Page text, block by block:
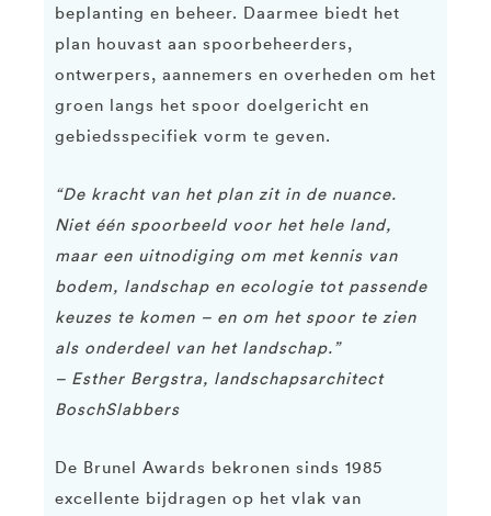
beplanting en beheer. Daarmee biedt het
plan houvast aan spoorbeheerders,
ontwerpers, aannemers en overheden om het
groen langs het spoor doelgericht en
gebiedsspecifiek vorm te geven.
“De kracht van het plan zit in de nuance.
Niet één spoorbeeld voor het hele land,
maar een uitnodiging om met kennis van
bodem, landschap en ecologie tot passende
keuzes te komen – en om het spoor te zien
als onderdeel van het landschap.”
– Esther Bergstra, landschapsarchitect
BoschSlabbers
De Brunel Awards bekronen sinds 1985
excellente bijdragen op het vlak van